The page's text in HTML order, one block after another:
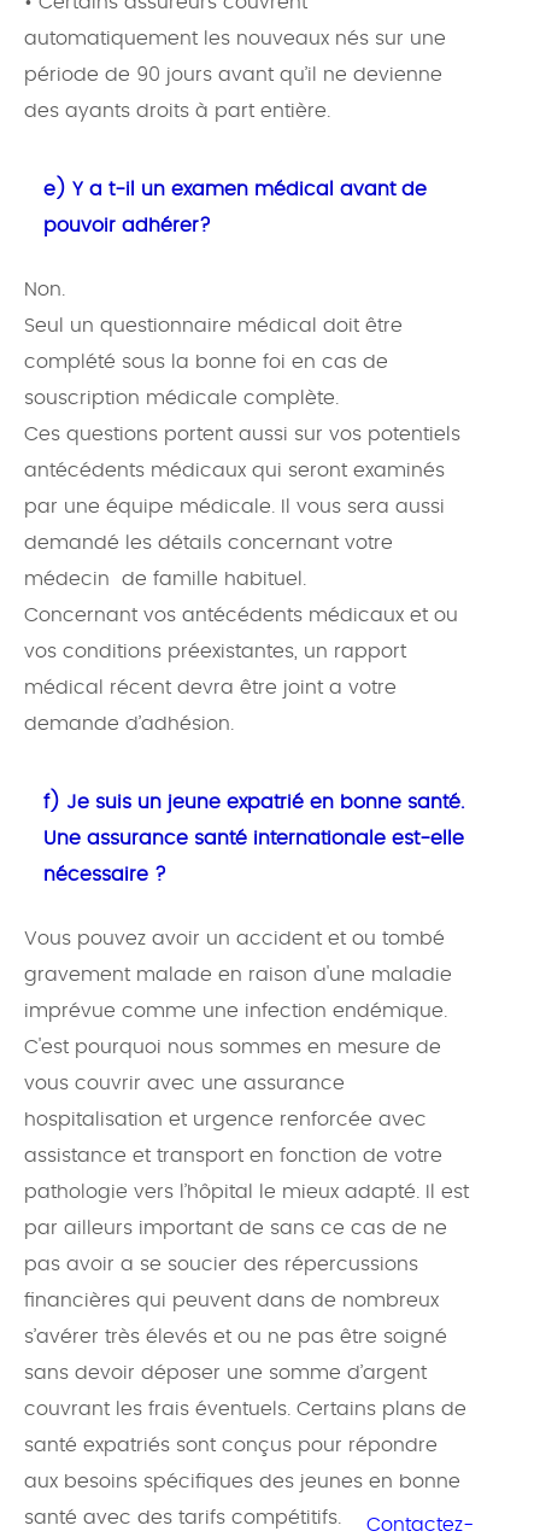
automatiquement les nouveaux nés sur une
période de 90 jours avant qu’il ne devienne
des ayants droits à part entière.
e) Y a t-il un examen médical avant de
pouvoir adhérer?
Non.
Seul un questionnaire médical doit être
complété sous la bonne foi en cas de
souscription médicale complète.
Ces questions portent aussi sur vos potentiels
antécédents médicaux qui seront examinés
par une équipe médicale. Il vous sera aussi
demandé les détails concernant votre
médecin de famille habituel.
Concernant vos antécédents médicaux et ou
vos conditions préexistantes, un rapport
médical récent devra être joint a votre
demande d’adhésion.
f) Je suis un jeune expatrié en bonne santé.
Une assurance santé internationale est-elle
nécessaire ?
Vous pouvez avoir un accident et ou tombé
gravement malade en raison d'une maladie
imprévue comme une infection endémique.
C'est pourquoi nous sommes en mesure de
vous couvrir avec une assurance
hospitalisation et urgence renforcée avec
assistance et transport en fonction de votre
pathologie vers l’hôpital le mieux adapté. Il est
par ailleurs important de sans ce cas de ne
pas avoir a se soucier des répercussions
financières qui peuvent dans de nombreux
s’avérer très élevés et ou ne pas être soigné
sans devoir déposer une somme d’argent
couvrant les frais éventuels. Certains plans de
santé expatriés sont conçus pour répondre
aux besoins spécifiques des jeunes en bonne
santé avec des tarifs compétitifs.
Contactez-